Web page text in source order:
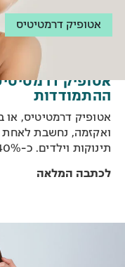
אטופיק דרמטיטיס
אטופיק
ההתמודדות
אטופיק דרמטיטיס,
ואקזמה, נחשבת לאחת
לכתבה המלאה